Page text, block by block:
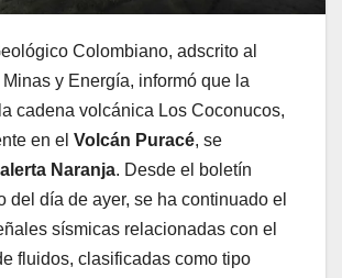
Colombiano, adscrito al
y Energía, informó que la
cadena volcánica Los Coconucos,
en el Volcán Puracé, se
alerta Naranja. Desde el boletín
del día de ayer, se ha continuado el
sísmicas relacionadas con el
fluidos, clasificadas como tipo